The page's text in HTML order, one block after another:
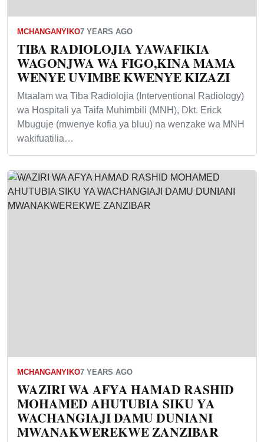
MCHANGANYIKO7 YEARS AGO
TIBA RADIOLOJIA YAWAFIKIA
WAGONJWA WA FIGO,KINA MAMA
WENYE UVIMBE KWENYE KIZAZI
Mtaalam wa Tiba Radiolojia (Interventional Radiology)
wa Hospitali ya Taifa Muhimbili (MNH), Dkt. Erick
Mbuguje (mwenye kofia ya bluu) na wenzake wa MNH
wakifuatilia…
MCHANGANYIKO7 YEARS AGO
WAZIRI WA AFYA HAMAD RASHID
MOHAMED AHUTUBIA SIKU YA
WACHANGIAJI DAMU DUNIANI
MWANAKWEREKWE ZANZIBAR